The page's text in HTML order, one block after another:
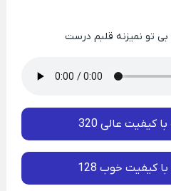
تو نمیزنه قلبم درست
کیفیت عالی 320
کیفیت خوب 128